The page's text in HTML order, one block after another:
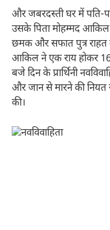
और जबरदस्ती घर में पति-
उसके पिता मोहम्मद आकिल
छमक और सफात पुत्र राहत
आकिल ने एक राय होकर
बजे दिन के प्रार्थिनी
और जान से मारने की नियत
की।